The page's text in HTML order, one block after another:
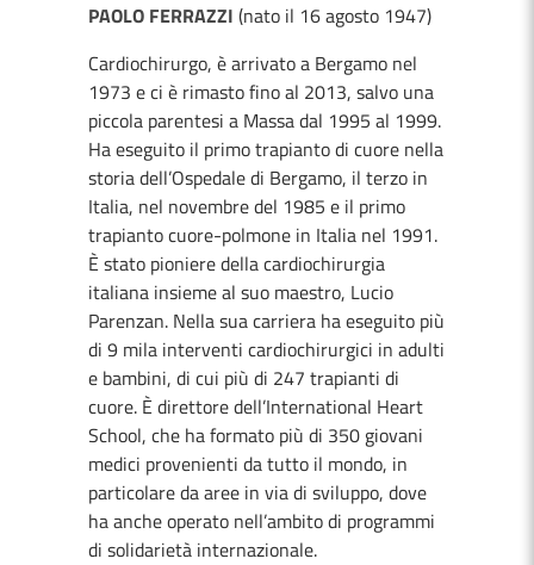
PAOLO FERRAZZI (nato il 16 agosto 1947)
Cardiochirurgo, è arrivato a Bergamo nel
1973 e ci è rimasto fino al 2013, salvo una
piccola parentesi a Massa dal 1995 al 1999.
Ha eseguito il primo trapianto di cuore nella
storia dell’Ospedale di Bergamo, il terzo in
Italia, nel novembre del 1985 e il primo
trapianto cuore-polmone in Italia nel 1991.
È stato pioniere della cardiochirurgia
italiana insieme al suo maestro, Lucio
Parenzan. Nella sua carriera ha eseguito più
di 9 mila interventi cardiochirurgici in adulti
e bambini, di cui più di 247 trapianti di
cuore. È direttore dell’International Heart
School, che ha formato più di 350 giovani
medici provenienti da tutto il mondo, in
particolare da aree in via di sviluppo, dove
ha anche operato nell’ambito di programmi
di solidarietà internazionale.